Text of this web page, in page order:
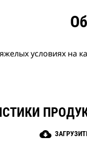
условиях на
cloud_download